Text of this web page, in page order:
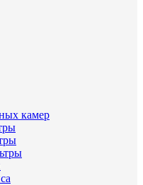
камер